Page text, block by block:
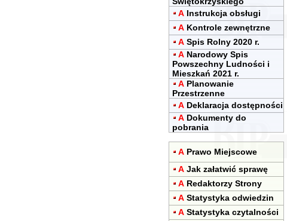
A Instrukcja obsługi
A Kontrole zewnętrzne
A Spis Rolny 2020 r.
A Narodowy Spis
Powszechny Ludności i
Mieszkań 2021 r.
A Planowanie
Przestrzenne
A Deklaracja dostępności
A Dokumenty do
pobrania
A Prawo Miejscowe
A Jak załatwić sprawę
A Redaktorzy Strony
A Statystyka odwiedzin
A Statystyka czytalności